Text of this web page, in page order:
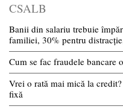
CSALB
Banii din salariu trebuie
familiei, 30% pentru
Cum se fac fraudele bancare
Vrei o rată mai mică la
fixă